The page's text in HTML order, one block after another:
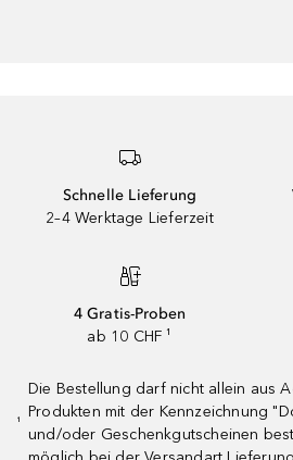
Schnelle Lieferung
2–4 Werktage Lieferzeit
4 Gratis-Proben
ab 10 CHF ¹
¹
Die Bestellung darf nicht allein aus
Produkten mit der Kennzeichnung
und/oder Geschenkgutscheinen